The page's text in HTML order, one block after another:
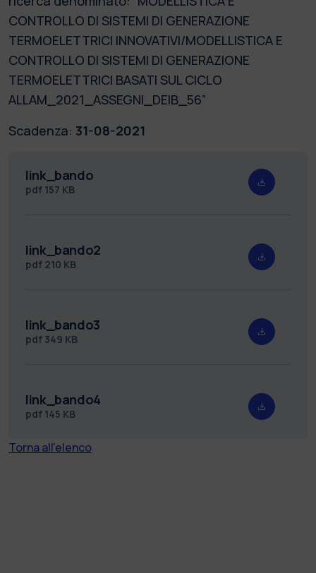
CONTROLLO DI SISTEMI DI GENERAZIONE
TERMOELETTRICI INNOVATIVI/MODELLISTICA E
CONTROLLO DI SISTEMI DI GENERAZIONE
TERMOELETTRICI BASATI SUL CICLO
ALLAM_2021_ASSEGNI_DEIB_56”
Scadenza: 31-08-2021
link_bando
pdf 157 KB
link_bando2
pdf 210 KB
link_bando3
pdf 349 KB
link_bando4
pdf 145 KB
Torna all'elenco